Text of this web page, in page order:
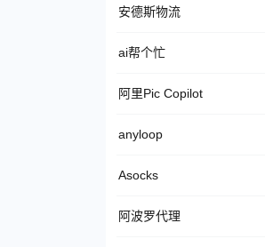
安德斯物流
ai帮个忙
阿里Pic Copilot
anyloop
Asocks
阿波罗代理